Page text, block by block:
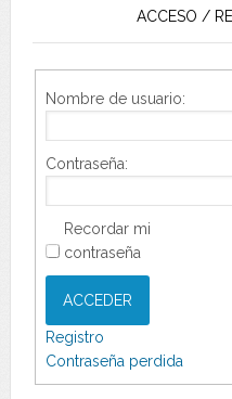
ACCESO /
Nombre de usuario:
Contraseña:
Recordar mi
contraseña
ACCEDER
Registro
Contraseña perdida